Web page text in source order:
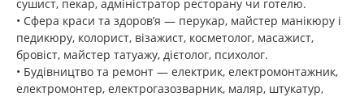
сушист, пекар, адміністратор ресторану чи готелю.
• Сфера краси та здоров’я — перукар, майстер манікюру і
педикюру, колорист, візажист, косметолог, масажист,
бровіст, майстер татуажу, дієтолог, психолог.
• Будівництво та ремонт — електрик, електромонтажник,
електромонтер, електрогазозварник, маляр, штукатур,